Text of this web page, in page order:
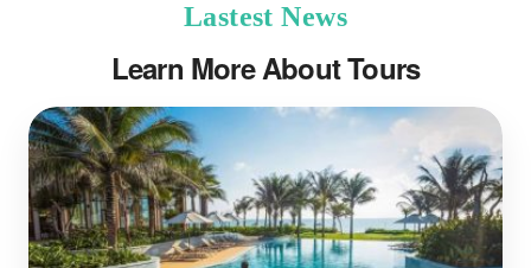
Lastest News
Learn More About Tours